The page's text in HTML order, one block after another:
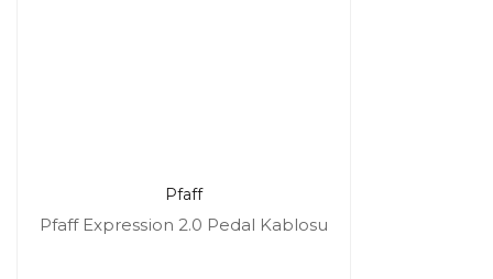
Pfaff
Pfaff Expression 2.0 Pedal Kablosu